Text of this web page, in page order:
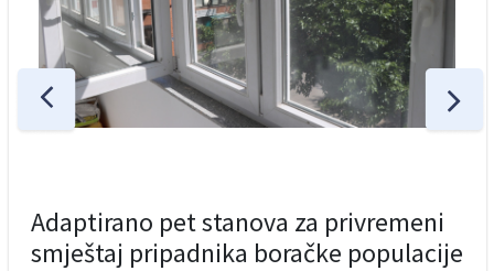
Adaptirano pet stanova za privremeni
smještaj pripadnika boračke populacije